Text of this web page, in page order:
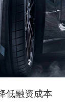
低融资成本